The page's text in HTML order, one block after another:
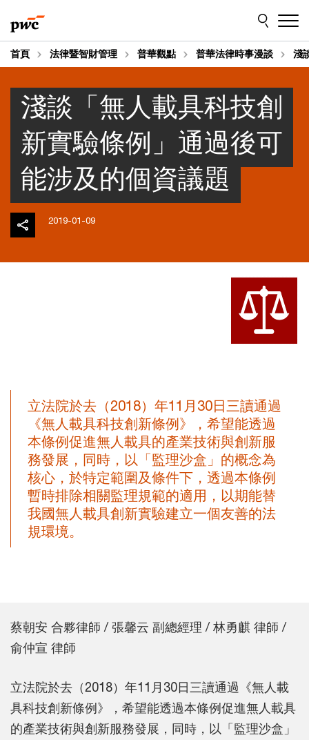
to
content
to
footer
首頁 法律暨智財管理 普華觀點 普華法律時事漫談 淺
淺談「無人載具科技創
新實驗條例」通過後可
能涉及的個資議題
2019-01-09
立法院於去（2018）年11月30日三讀通過
《無人載具科技創新條例》，希望能透過
本條例促進無人載具的產業技術與創新服
務發展，同時，以「監理沙盒」的概念為
核心，於特定範圍及條件下，透過本條例
暫時排除相關監理規範的適用，以期能替
我國無人載具創新實驗建立一個友善的法
規環境。
蔡朝安 合夥律師 / 張馨云 副總經理 / 林勇麒 律師 /
俞仲宣 律師
立法院於去（2018）年11月30日三讀通過《無人載
具科技創新條例》，希望能透過本條例促進無人載具
的產業技術與創新服務發展，同時，以「監理沙盒」